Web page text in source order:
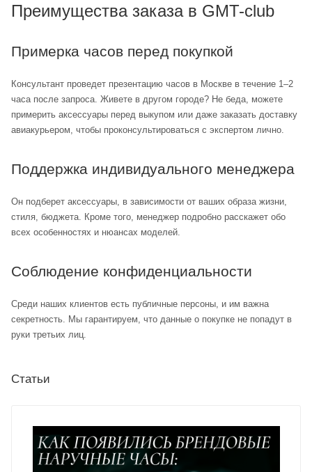
Преимущества заказа в GMT-club
Примерка часов перед покупкой
Консультант проведет презентацию часов в Москве в течение 1–2
часа после запроса. Живете в другом городе? Не беда, можете
примерить аксессуары перед выкупом или даже заказать доставку
авиакурьером, чтобы проконсультироваться с экспертом лично.
Поддержка индивидуального менеджера
Он подберет аксессуары, в зависимости от ваших образа жизни,
стиля, бюджета. Кроме того, менеджер подробно расскажет обо
всех особенностях и нюансах моделей.
Соблюдение конфиденциальности
Среди наших клиентов есть публичные персоны, и им важна
секретность. Мы гарантируем, что данные о покупке не попадут в
руки третьих лиц.
Статьи